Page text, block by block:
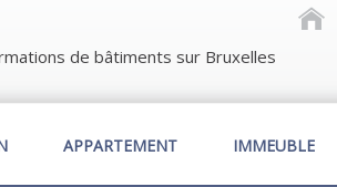
de bâtiments sur Bruxelles
APPARTEMENT IMMEUBLE